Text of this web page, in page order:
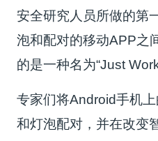
安全研究人员所做的第
泡和配对的移动APP之
的是一种名为“Just
专家们将Android手机
和灯泡配对，并在改变